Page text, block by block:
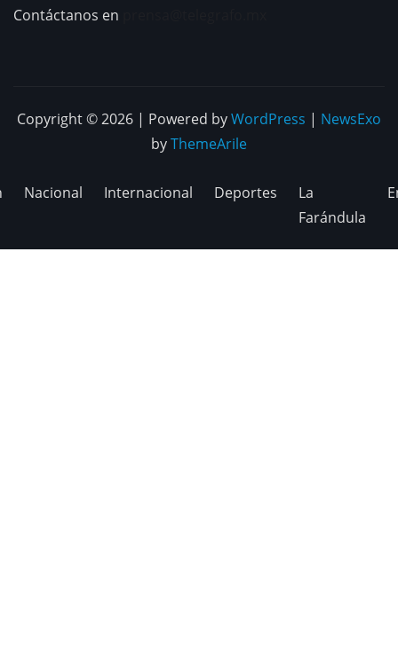
Contáctanos en
Copyright © 2026 | Powered byWordPress | NewsExo
byThemeArile
Nacional Internacional Deportes
La
Farándula